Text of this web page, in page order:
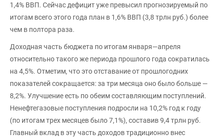
1,4% ВВП. Сейчас дефицит уже превысил прогнозируемый по
итогам всего этого года план в 1,6% ВВП (3,8 трлн руб.) более
чем в полтора раза.
Доходная часть бюджета по итогам января—апреля
относительно такого же периода прошлого года сократилась
на 4,5%. Отметим, что это отставание от прошлогодних
показателей сокращается: за три месяца оно было больше —
8,2%. Улучшение есть по обеим составляющим поступлений.
Ненефтегазовые поступления подросли на 10,2% год к году
(по итогам трех месяцев было 7,1%), составив 9,4 трлн руб.
Главный вклад в эту часть доходов традиционно внес